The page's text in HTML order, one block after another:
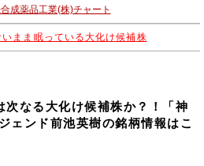
まま眠っている大化け候補株
なる大化け候補株か？！「神
ェンド前池英樹の銘柄情報はこ